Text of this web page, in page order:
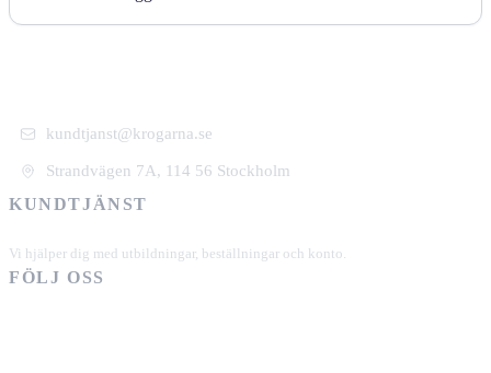
kundtjanst@krogarna.se
Strandvägen 7A, 114 56 Stockholm
KUNDTJÄNST
Vi hjälper dig med utbildningar, beställningar och konto.
FÖLJ OSS